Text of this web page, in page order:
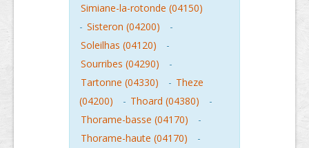
Simiane-la-rotonde (04150)
- Sisteron (04200)
-
Soleilhas (04120)
-
Sourribes (04290)
-
Tartonne (04330)
- Theze
(04200)
- Thoard (04380)
-
Thorame-basse (04170)
-
Thorame-haute (04170)
-